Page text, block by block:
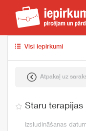
Visi iepirkumi
Atpakaļ uz
Staru terapijas
Izsludināšanas